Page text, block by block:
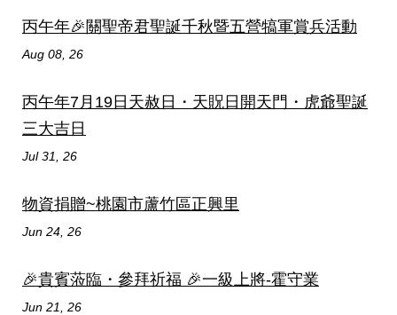
丙午年🎉關聖帝君聖誕千秋暨五營犒軍賞兵活動
Aug 08, 26
丙午年7月19日天赦日・天貺日開天門・虎爺聖誕
三大吉日
Jul 31, 26
物資捐贈~桃園市蘆竹區正興里
Jun 24, 26
🎉貴賓蒞臨・參拜祈福 🎉一級上將-霍守業
Jun 21, 26